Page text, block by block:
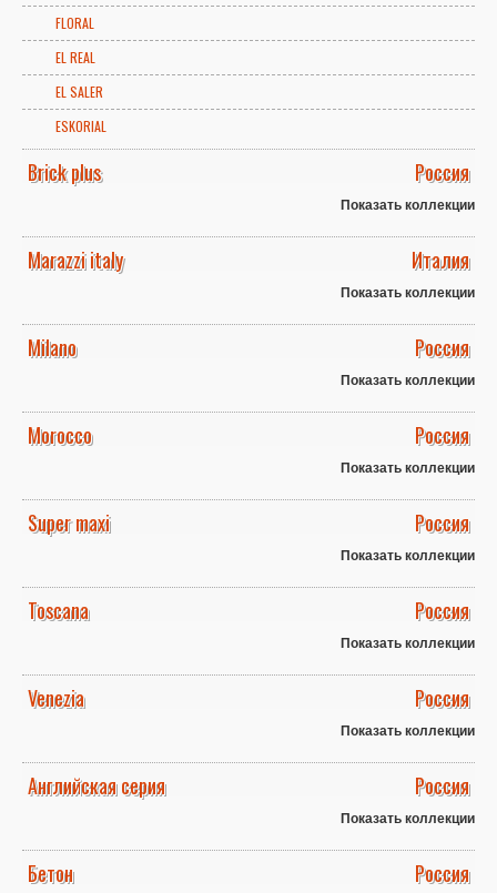
FLORAL
EL REAL
EL SALER
ESKORIAL
Brick plus Россия
Показать коллекции
Marazzi italy Италия
Показать коллекции
Milano Россия
Показать коллекции
Morocco Россия
Показать коллекции
Super maxi Россия
Показать коллекции
Toscana Россия
Показать коллекции
Venezia Россия
Показать коллекции
Английская серия Россия
Показать коллекции
Бетон Россия